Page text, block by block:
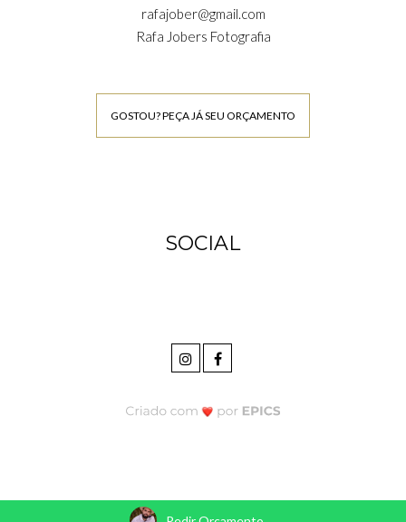
rafajober@gmail.com
Rafa Jobers Fotografia
GOSTOU? PEÇA JÁ SEU ORÇAMENTO
SOCIAL